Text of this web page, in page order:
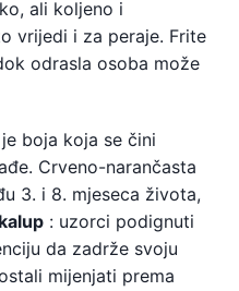
ali koljeno i
vrijedi i za peraje. Frite
odrasla osoba može
boja koja se čini
Crveno-narančasta
3. i 8. mjeseca života,
: uzorci podignuti
da zadrže svoju
mijenjati prema